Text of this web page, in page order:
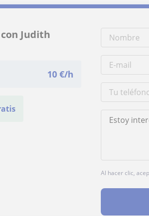
Judith
10 €/h
Al hacer clic,